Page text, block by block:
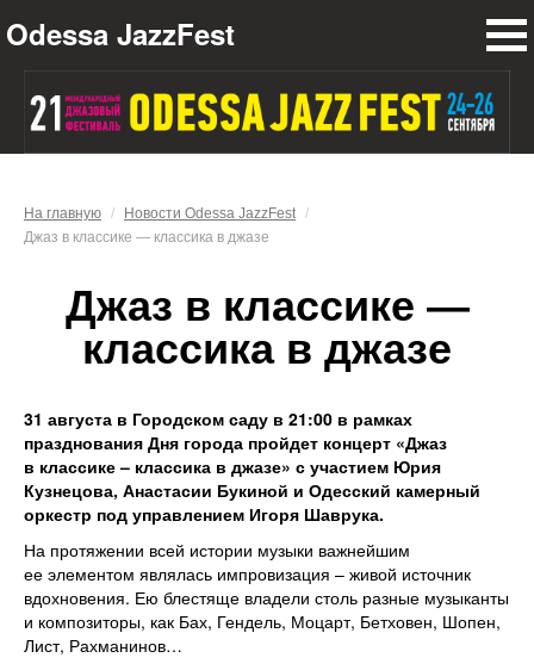
Odessa JazzFest
НОВОСТИ
О ФЕСТИВАЛЕ
ПАРТНЕРЫ
КОНТАКТЫ
На главную / Новости Odessa JazzFest /
Джаз в классике — классика в джазе
Джаз в классике —
классика в джазе
31 августа в Городском саду в 21:00 в рамках
празднования Дня города пройдет концерт «Джаз
в классике – классика в джазе» с участием Юрия
Кузнецова, Анастасии Букиной и Одесский камерный
оркестр под управлением Игоря Шаврука.
На протяжении всей истории музыки важнейшим
ее элементом являлась импровизация – живой источник
вдохновения. Ею блестяще владели столь разные музыканты
и композиторы, как Бах, Гендель, Моцарт, Бетховен, Шопен,
Лист, Рахманинов…